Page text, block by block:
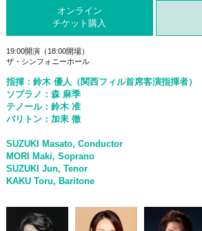
オンライン
チケット購入
19:00開演（18:00開場）
ザ・シンフォニーホール
指揮：鈴木 優人（関西フィル首席客演指揮者）
ソプラノ：森 麻季
テノール：鈴木 准
バリトン：加耒 徹
SUZUKI Masato, Conductor
MORI Maki, Soprano
SUZUKI Jun, Tenor
KAKU Toru, Baritone